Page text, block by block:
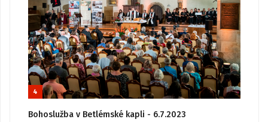
4
Bohoslužba v Betlémské kapli - 6.7.2023